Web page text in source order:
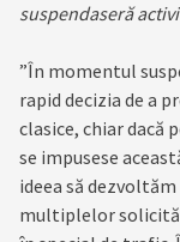
suspendaseră
”În momentul
rapid decizia de a
clasice, chiar dacă
se impusese
ideea să
multiplelor